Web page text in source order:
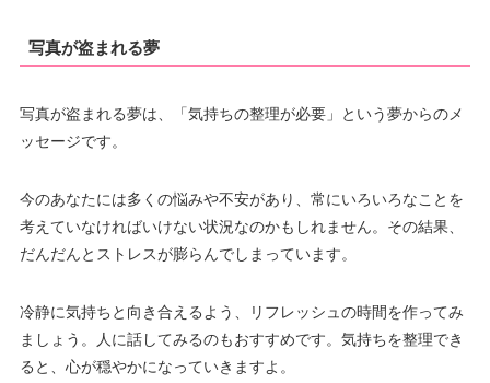
写真が盗まれる夢
写真が盗まれる夢は、「気持ちの整理が必要」という夢からのメ
ッセージです。
今のあなたには多くの悩みや不安があり、常にいろいろなことを
考えていなければいけない状況なのかもしれません。その結果、
だんだんとストレスが膨らんでしまっています。
冷静に気持ちと向き合えるよう、リフレッシュの時間を作ってみ
ましょう。人に話してみるのもおすすめです。気持ちを整理でき
ると、心が穏やかになっていきますよ。